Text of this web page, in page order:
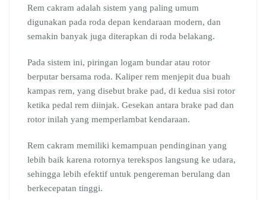
Rem cakram adalah sistem yang paling umum
digunakan pada roda depan kendaraan modern, dan
semakin banyak juga diterapkan di roda belakang.
Pada sistem ini, piringan logam bundar atau rotor
berputar bersama roda. Kaliper rem menjepit dua buah
kampas rem, yang disebut brake pad, di kedua sisi rotor
ketika pedal rem diinjak. Gesekan antara brake pad dan
rotor inilah yang memperlambat kendaraan.
Rem cakram memiliki kemampuan pendinginan yang
lebih baik karena rotornya terekspos langsung ke udara,
sehingga lebih efektif untuk pengereman berulang dan
berkecepatan tinggi.